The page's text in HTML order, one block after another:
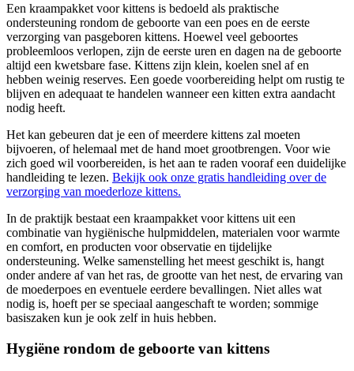
Een kraampakket voor kittens is bedoeld als praktische
ondersteuning rondom de geboorte van een poes en de eerste
verzorging van pasgeboren kittens. Hoewel veel geboortes
probleemloos verlopen, zijn de eerste uren en dagen na de geboorte
altijd een kwetsbare fase. Kittens zijn klein, koelen snel af en
hebben weinig reserves. Een goede voorbereiding helpt om rustig te
blijven en adequaat te handelen wanneer een kitten extra aandacht
nodig heeft.
Het kan gebeuren dat je een of meerdere kittens zal moeten
bijvoeren, of helemaal met de hand moet grootbrengen. Voor wie
zich goed wil voorbereiden, is het aan te raden vooraf een duidelijke
handleiding te lezen. Bekijk ook onze gratis handleiding over de
verzorging van moederloze kittens.
In de praktijk bestaat een kraampakket voor kittens uit een
combinatie van hygiënische hulpmiddelen, materialen voor warmte
en comfort, en producten voor observatie en tijdelijke
ondersteuning. Welke samenstelling het meest geschikt is, hangt
onder andere af van het ras, de grootte van het nest, de ervaring van
de moederpoes en eventuele eerdere bevallingen. Niet alles wat
nodig is, hoeft per se speciaal aangeschaft te worden; sommige
basiszaken kun je ook zelf in huis hebben.
Hygiëne rondom de geboorte van kittens